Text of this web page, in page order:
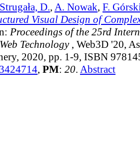
Strugała, D., A. Nowak, F.
Visual Design of
Proceedings of the 25rd
Technology, Web3D '20,
2020, pp. 1-9, ISBN
, PM: 20. Abstract